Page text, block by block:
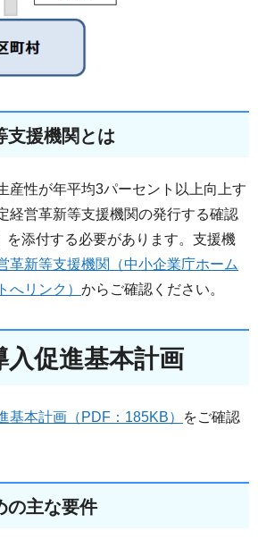
支援機関とは
産性が年平均3パーセント以上向上す
経営革新等支援機関の発行する確認
を添付する必要があります。支援機
革新等支援機関（中小企業庁ホーム
へリンク） からご確認ください。
入促進基本計画
基本計画（PDF：185KB）
をご確認
の主な要件